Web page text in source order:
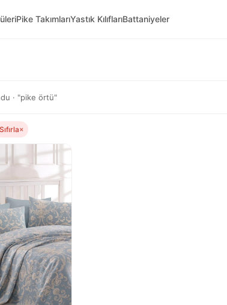
Pike TakımlarıYastık KılıflarıBattaniyeler
· "pike örtü"
Sıfırla×